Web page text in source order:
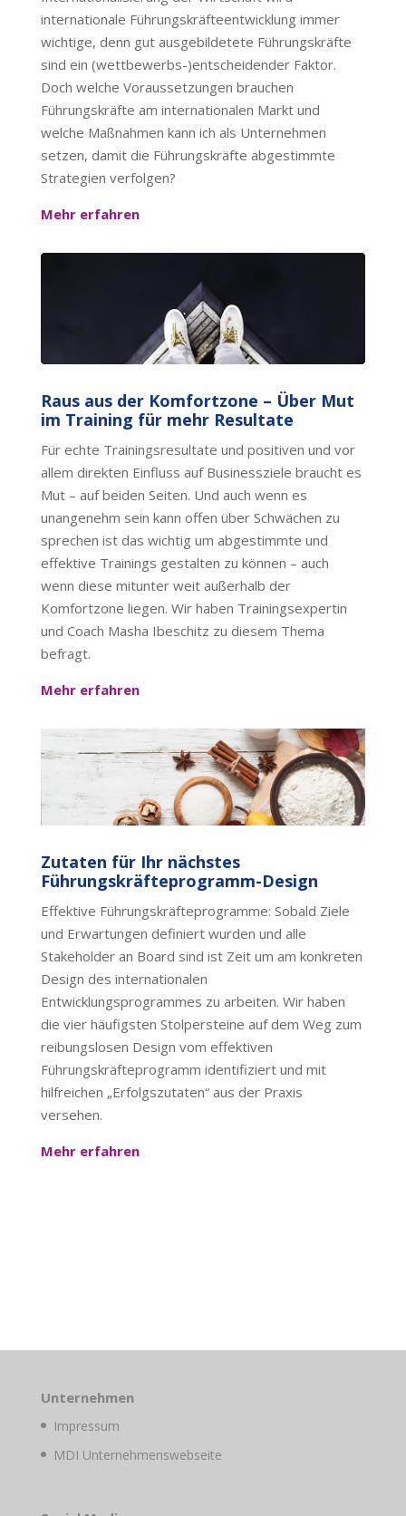
internationale Führungskräfteentwicklung immer
wichtige, denn gut ausgebildetete Führungskräfte
sind ein (wettbewerbs-)entscheidender Faktor.
Doch welche Voraussetzungen brauchen
Führungskräfte am internationalen Markt und
welche Maßnahmen kann ich als Unternehmen
setzen, damit die Führungskräfte abgestimmte
Strategien verfolgen?
Mehr erfahren
Raus aus der Komfortzone – Über Mut
im Training für mehr Resultate
Für echte Trainingsresultate und positiven und vor
allem direkten Einfluss auf Businessziele braucht es
Mut – auf beiden Seiten. Und auch wenn es
unangenehm sein kann offen über Schwächen zu
sprechen ist das wichtig um abgestimmte und
effektive Trainings gestalten zu können – auch
wenn diese mitunter weit außerhalb der
Komfortzone liegen. Wir haben Trainingsexpertin
und Coach Masha Ibeschitz zu diesem Thema
befragt.
Mehr erfahren
Zutaten für Ihr nächstes
Führungskräfteprogramm-Design
Effektive Führungskräfteprogramme: Sobald Ziele
und Erwartungen definiert wurden und alle
Stakeholder an Board sind ist Zeit um am konkreten
Design des internationalen
Entwicklungsprogrammes zu arbeiten. Wir haben
die vier häufigsten Stolpersteine auf dem Weg zum
reibungslosen Design vom effektiven
Führungskräfteprogramm identifiziert und mit
hilfreichen „Erfolgszutaten“ aus der Praxis
versehen.
Mehr erfahren
Unternehmen
Impressum
MDI Unternehmenswebseite